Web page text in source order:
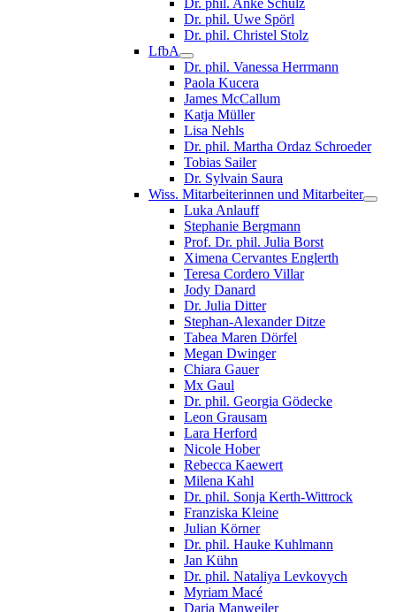
Dr. phil. Uwe Spörl
Dr. phil. Christel Stolz
LfbA
Dr. phil. Vanessa Herrmann
Paola Kucera
James McCallum
Katja Müller
Lisa Nehls
Dr. phil. Martha Ordaz Schroeder
Tobias Sailer
Dr. Sylvain Saura
Wiss. Mitarbeiterinnen und Mitarbeiter
Luka Anlauff
Stephanie Bergmann
Prof. Dr. phil. Julia Borst
Ximena Cervantes Englerth
Teresa Cordero Villar
Jody Danard
Dr. Julia Ditter
Stephan-Alexander Ditze
Tabea Maren Dörfel
Megan Dwinger
Chiara Gauer
Mx Gaul
Dr. phil. Georgia Gödecke
Leon Grausam
Lara Herford
Nicole Hober
Rebecca Kaewert
Milena Kahl
Dr. phil. Sonja Kerth-Wittrock
Franziska Kleine
Julian Körner
Dr. phil. Hauke Kuhlmann
Jan Kühn
Dr. phil. Nataliya Levkovych
Myriam Macé
Daria Manweiler